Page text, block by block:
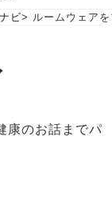
ビ ルームウェア
康のお話までパ